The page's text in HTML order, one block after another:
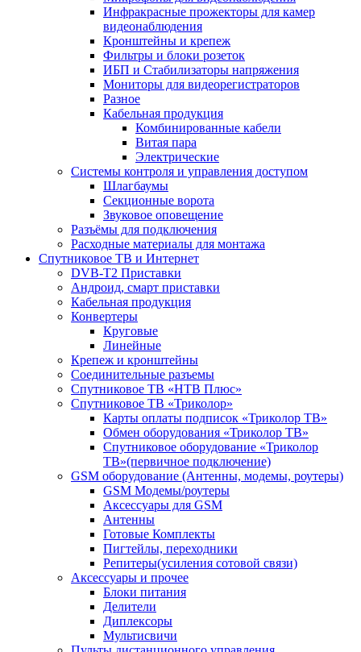
Инфракрасные прожекторы для камер
видеонаблюдения
Кронштейны и крепеж
Фильтры и блоки розеток
ИБП и Стабилизаторы напряжения
Мониторы для видеорегистраторов
Разное
Кабельная продукция
Комбинированные кабели
Витая пара
Электрические
Системы контроля и управления доступом
Шлагбаумы
Секционные ворота
Звуковое оповещение
Разъёмы для подключения
Расходные материалы для монтажа
Спутниковое ТВ и Интернет
DVB-Т2 Приставки
Андроид, смарт приставки
Кабельная продукция
Конвертеры
Круговые
Линейные
Крепеж и кронштейны
Соединительные разъемы
Спутниковое ТВ «НТВ Плюс»
Спутниковое ТВ «Триколор»
Карты оплаты подписок «Триколор ТВ»
Обмен оборудования «Триколор ТВ»
Спутниковое оборудование «Триколор
ТВ»(первичное подключение)
GSM оборудование (Антенны, модемы, роутеры)
GSM Модемы/роутеры
Аксессуары для GSM
Антенны
Готовые Комплекты
Пигтейлы, переходники
Репитеры(усиления сотовой связи)
Аксессуары и прочее
Блоки питания
Делители
Диплексоры
Мультисвичи